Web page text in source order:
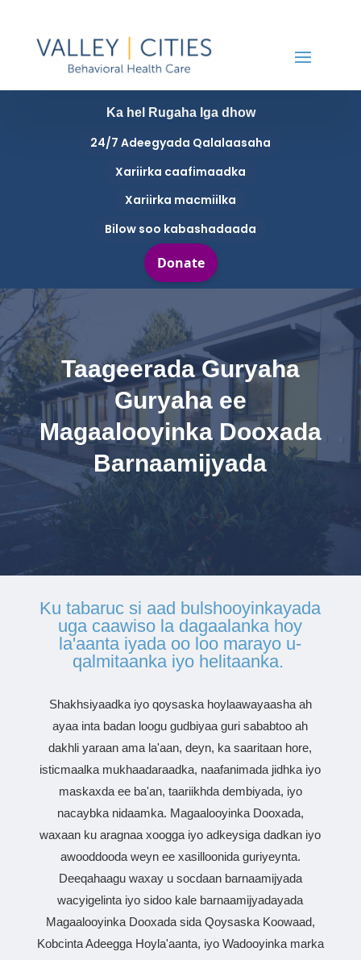
Ka hel Rugaha Iga dhow
24/7 Adeegyada Qalalaasaha
Xariirka caafimaadka
Xariirka macmiilka
Bilow soo kabashadaada
Taageerada Guryaha
Guryaha ee
Magaalooyinka Dooxada
Barnaamijyada
Ku tabaruc si aad bulshooyinkayada
uga caawiso la dagaalanka hoy
la'aanta iyada oo loo marayo u-
qalmitaanka iyo helitaanka.
Shakhsiyaadka iyo qoysaska hoylaawayaasha ah
ayaa inta badan loogu gudbiyaa guri sababtoo ah
dakhli yaraan ama la'aan, deyn, ka saaritaan hore,
isticmaalka mukhaadaraadka, naafanimada jidhka iyo
maskaxda ee ba'an, taariikhda dembiyada, iyo
nacaybka nidaamka. Magaalooyinka Dooxada,
waxaan ku aragnaa xoogga iyo adkeysiga dadkan iyo
awooddooda weyn ee xasilloonida guriyeynta.
Deeqahaagu waxay u socdaan barnaamijyada
wacyigelinta iyo sidoo kale barnaamijyadayada
Magaalooyinka Dooxada sida Qoysaska Koowaad,
Kobcinta Adeegga Hoyla'aanta, iyo Wadooyinka marka